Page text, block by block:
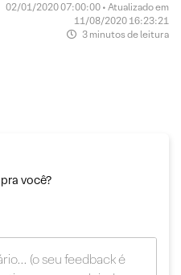
02/01/2020 07:00:00 • Atualizado em
11/08/2020 16:23:21
3 minutos de leitura
você?